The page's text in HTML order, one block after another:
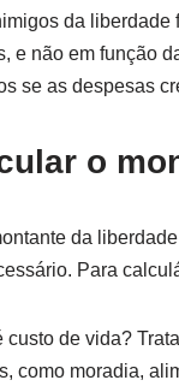
da
e não em função
se as despesas
o
da
Para
custo de vida?
como moradia,